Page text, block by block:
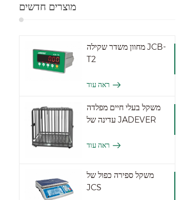
מוצרים חדשים
מחוון משדר שקילה JCB-
T2
ראה עוד
משקל בעלי חיים מפלדה
עדינה של JADEVER
ראה עוד
משקל ספירה כפול של
JCS